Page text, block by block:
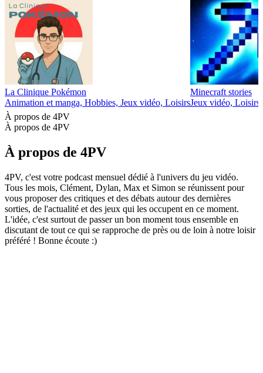
La Clinique Pokémon
Animation et manga, Hobbies, Jeux vidéo, Loisirs
Minecraft stories
Jeux vidéo, Loisirs
À propos de 4PV
À propos de 4PV
À propos de 4PV
4PV, c'est votre podcast mensuel dédié à l'univers du jeu vidéo.
Tous les mois, Clément, Dylan, Max et Simon se réunissent pour
vous proposer des critiques et des débats autour des dernières
sorties, de l'actualité et des jeux qui les occupent en ce moment.
L'idée, c'est surtout de passer un bon moment tous ensemble en
discutant de tout ce qui se rapproche de près ou de loin à notre loisir
préféré ! Bonne écoute :)